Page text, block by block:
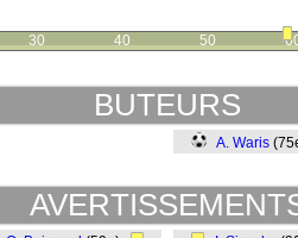
30 40 50
BUTEURS
A. Waris